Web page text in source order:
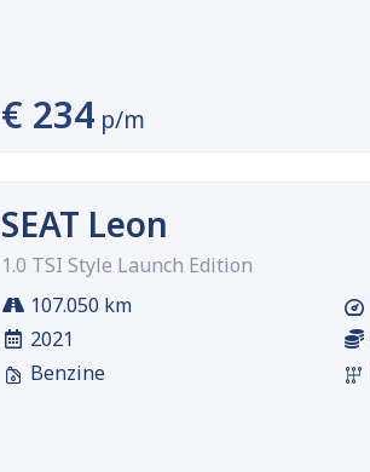
€ 234 p/m
SEAT Leon
1.0 TSI Style Launch Edition
107.050 km
2021
Benzine